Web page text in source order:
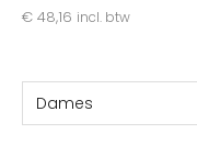
€ 48,16 incl. btw
Dames